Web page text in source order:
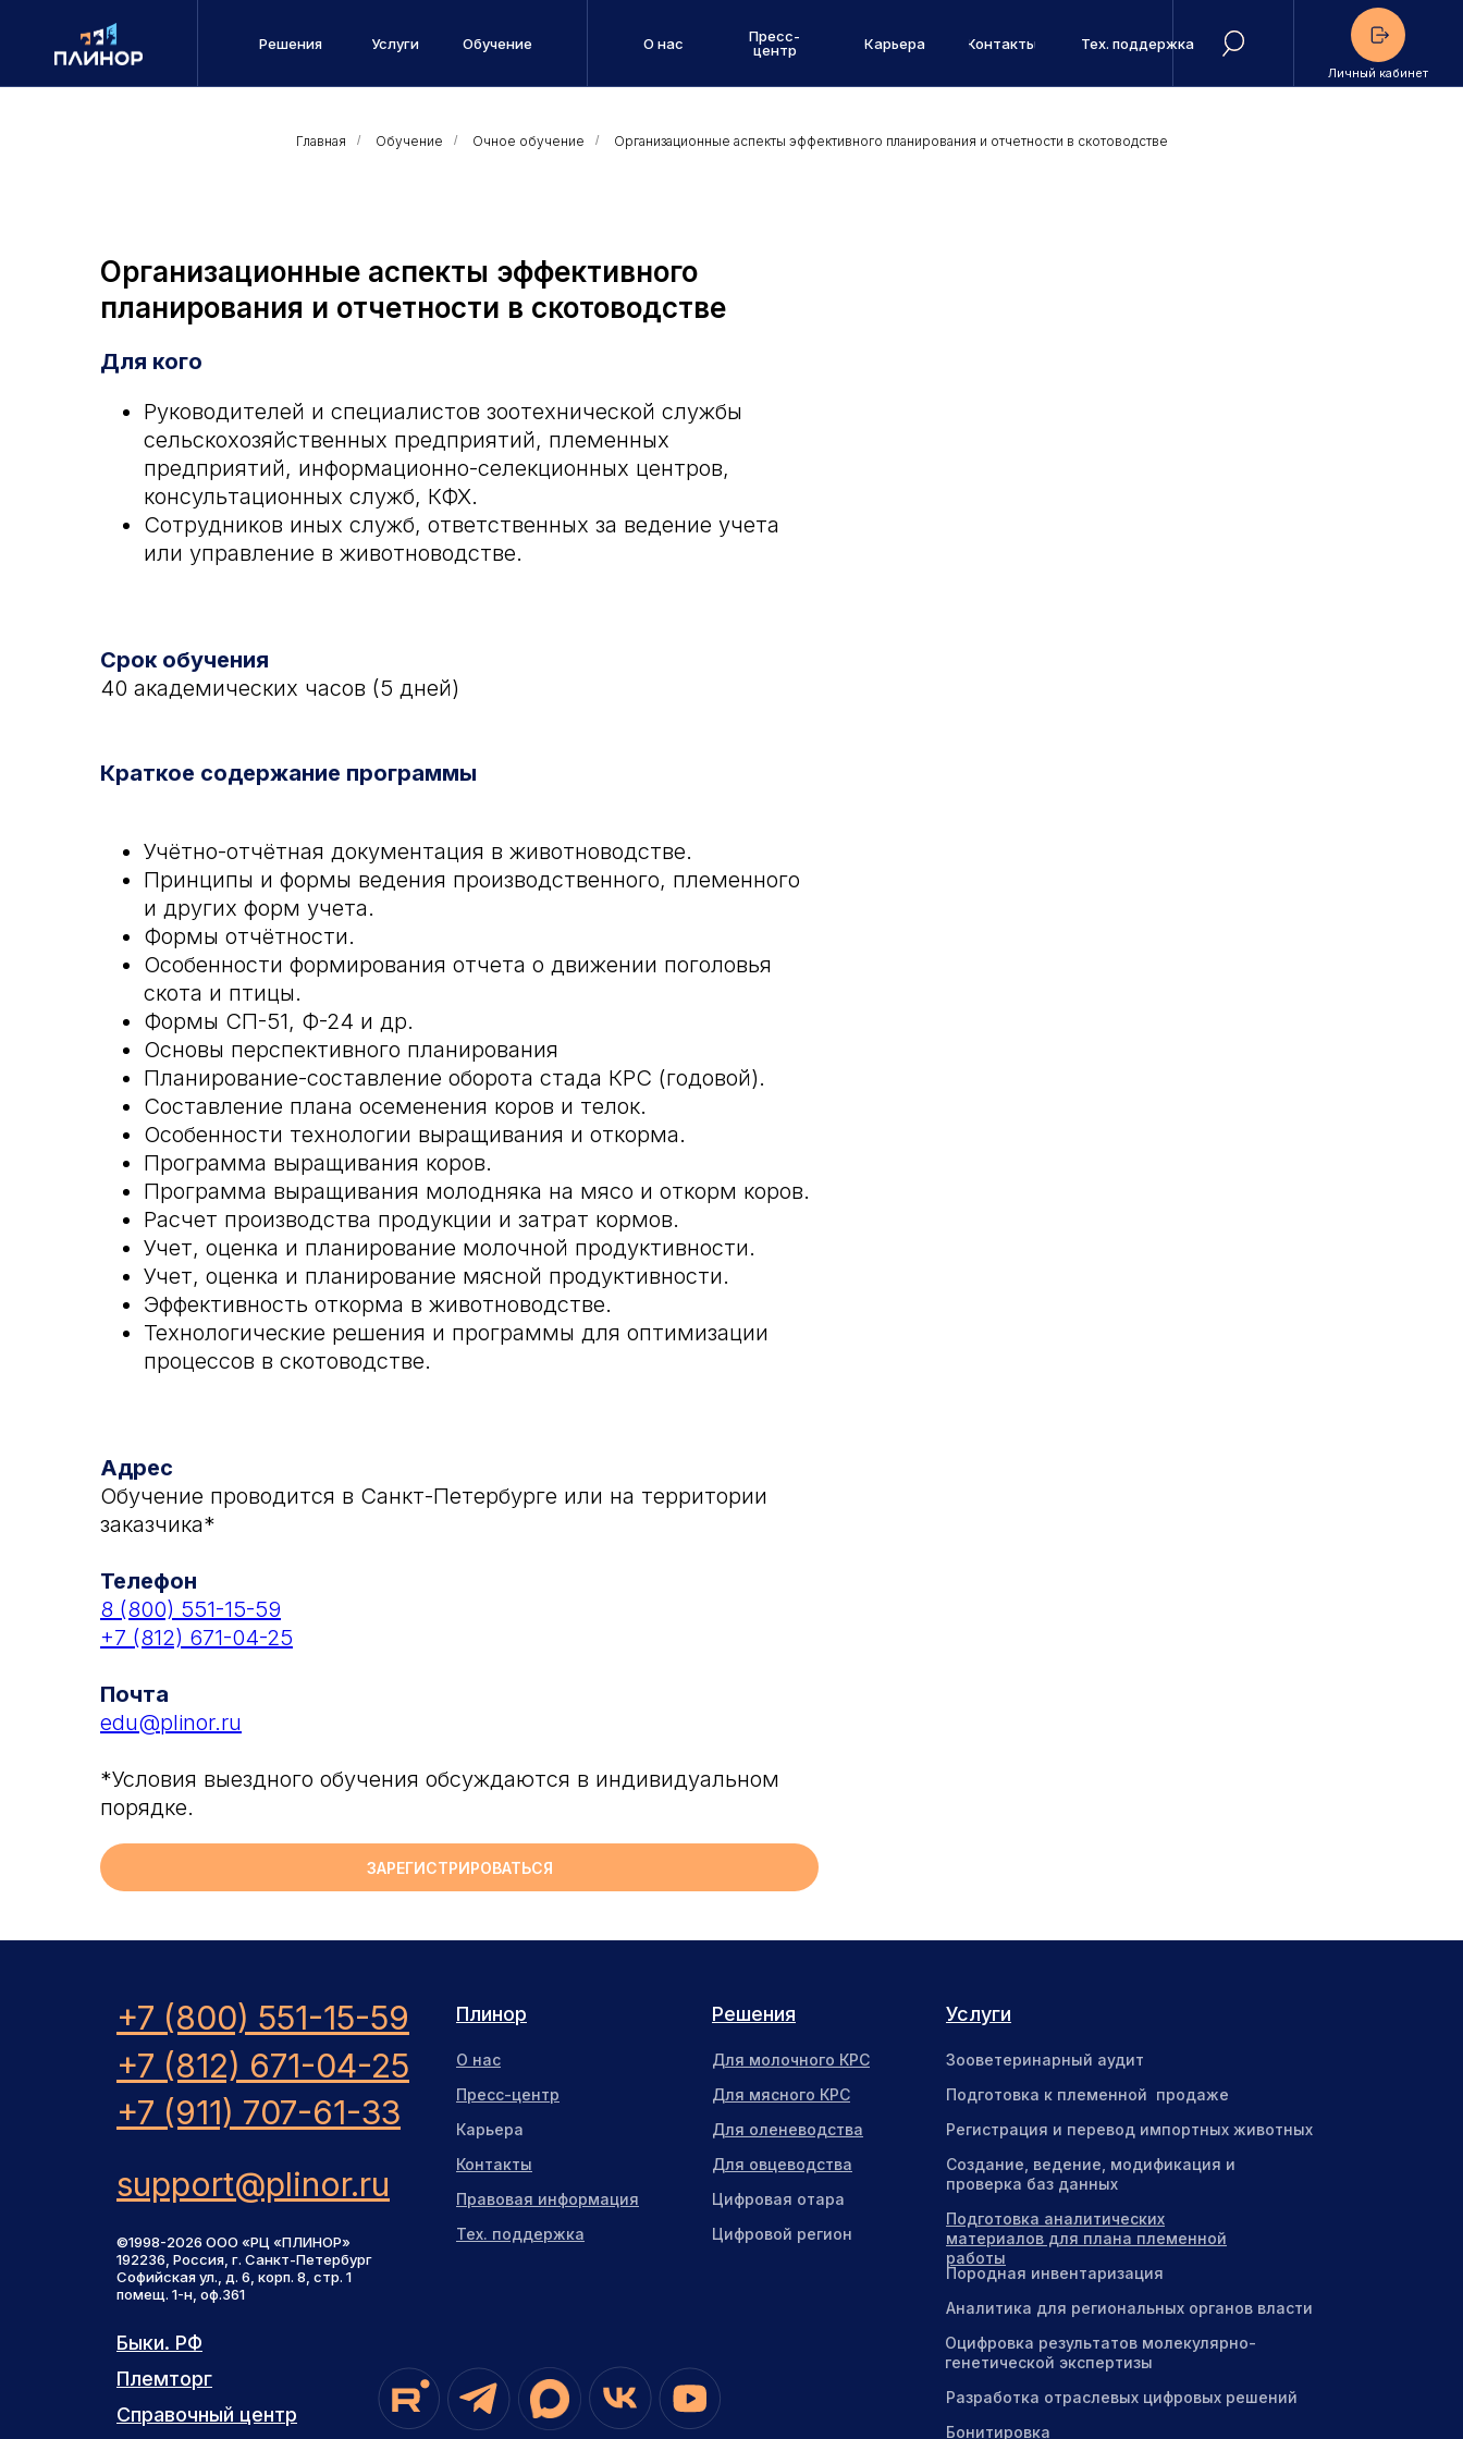
Решения Услуги Обучение О нас
Пресс-
центр
Карьера Контакты
Личный кабинет
Тех. поддержка
Главная / Обучение / Очное обучение / Организационные аспекты эффективного планирования и отчетности в скотоводстве
Организационные аспекты эффективного
планирования и отчетности в скотоводстве
Для кого
Руководителей и специалистов зоотехнической службы
сельскохозяйственных предприятий, племенных
предприятий, информационно-селекционных центров,
консультационных служб, КФХ.
Сотрудников иных служб, ответственных за ведение учета
или управление в животноводстве.
Срок обучения
40 академических часов (5 дней)
Краткое содержание программы
Учётно-отчётная документация в животноводстве.
Принципы и формы ведения производственного, племенного
и других форм учета.
Формы отчётности.
Особенности формирования отчета о движении поголовья
скота и птицы.
Формы СП-51, Ф-24 и др.
Основы перспективного планирования
Планирование-составление оборота стада КРС (годовой).
Составление плана осеменения коров и телок.
Особенности технологии выращивания и откорма.
Программа выращивания коров.
Программа выращивания молодняка на мясо и откорм коров.
Расчет производства продукции и затрат кормов.
Учет, оценка и планирование молочной продуктивности.
Учет, оценка и планирование мясной продуктивности.
Эффективность откорма в животноводстве.
Технологические решения и программы для оптимизации
процессов в скотоводстве.
Адрес
Обучение проводится в Санкт-Петербурге или на территории
заказчика*
Телефон
8 (800) 551-15-59
+7 (812) 671-04-25
Почта
edu@plinor.ru
*Условия выездного обучения обсуждаются в индивидуальном
порядке.
ЗАРЕГИСТРИРОВАТЬСЯ
+7 (800) 551-15-59
+7 (812) 671-04-25
+7 (911) 707-61-33
support@plinor.ru
©1998-2026 ООО «РЦ «ПЛИНОР»
192236, Россия, г. Санкт-Петербург
Софийская ул., д. 6, корп. 8, стр. 1
помещ. 1-н, оф.361
Быки. РФ
Племторг
Справочный центр
Плинор
О нас
Пресс-центр
Карьера
Контакты
Правовая информация
Решения
Для молочного КРС
Для мясного КРС
Для оленеводства
Услуги
Для овцеводства
Зооветеринарный аудит
Подготовка к племенной продаже
Регистрация и перевод импортных животных
Цифровая отара
Создание, ведение, модификация и
проверка баз данных
Подготовка аналитических
материалов для плана племенной
работы
Породная инвентаризация
Аналитика для региональных органов власти
Оцифровка результатов молекулярно-
генетической экспертизы
Цифровой регион
Разработка отраслевых цифровых решений
Быки. РФ
Племторг
Справочный центр
Тех. поддержка
Бонитировка